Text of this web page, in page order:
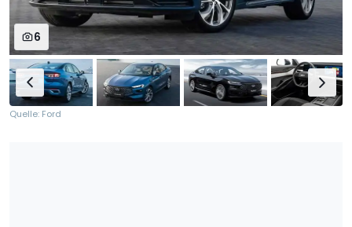
6
Quelle: Ford